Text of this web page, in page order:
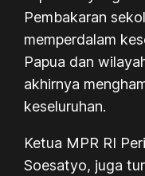
Pembakaran
memperdalam
Papua dan
akhirnya
keseluruhan.
Ketua MPR RI
Soesatyo, juga